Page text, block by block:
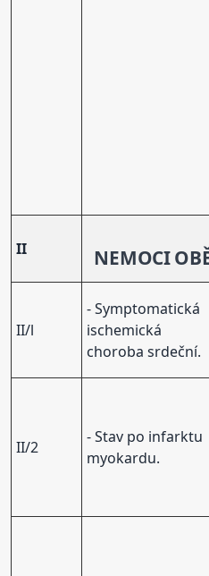
II NEMOCI
II/l
- Symptomatická
ischemická
choroba srdeční.
II/2
- Stav po infarktu
myokardu.